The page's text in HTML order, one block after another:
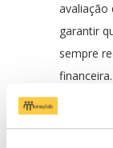
avaliação
garantir
sempre
financeira.
uma pré-